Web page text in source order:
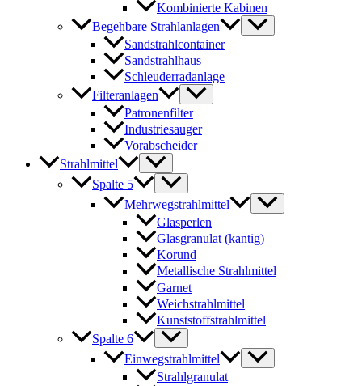
Kombinierte Kabinen
Begehbare Strahlanlagen
Sandstrahlcontainer
Sandstrahlhaus
Schleuderradanlage
Filteranlagen
Patronenfilter
Industriesauger
Vorabscheider
Strahlmittel
Spalte 5
Mehrwegstrahlmittel
Glasperlen
Glasgranulat (kantig)
Korund
Metallische Strahlmittel
Garnet
Weichstrahlmittel
Kunststoffstrahlmittel
Spalte 6
Einwegstrahlmittel
Strahlgranulat